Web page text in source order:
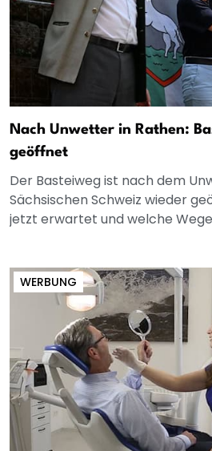
Nach Unwetter in Rathen:
geöffnet
Der Basteiweg ist nach dem
Sächsischen Schweiz wieder
jetzt erwartet und welche
WERBUNG